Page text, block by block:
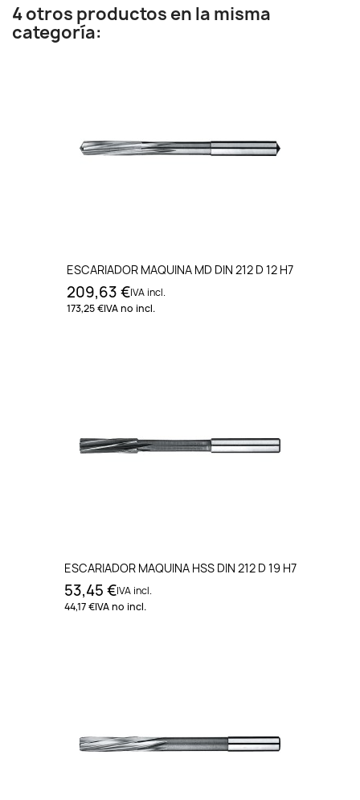
4 otros productos en la misma
categoría:
ESCARIADOR MAQUINA MD DIN 212 D 12 H7
209,63 €IVA incl.
173,25 €IVA no incl.
ESCARIADOR MAQUINA HSS DIN 212 D 19 H7
53,45 €IVA incl.
44,17 €IVA no incl.